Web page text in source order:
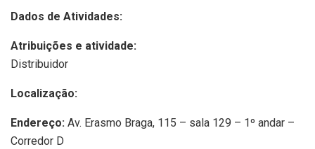
Dados de Atividades:
Atribuições e atividade:
Distribuidor
Localização:
Endereço: Av. Erasmo Braga, 115 – sala 129 – 1º andar –
Corredor D